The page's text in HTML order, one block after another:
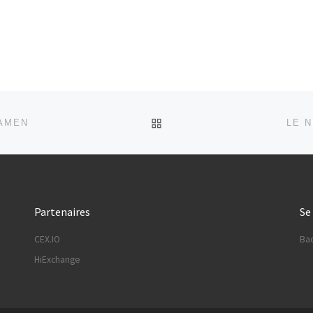
RETOUR À LA LISTE LE
Partenaires
CEX.IO
HiExchange